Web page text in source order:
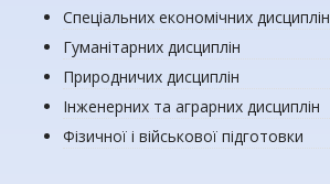
Спеціальних економічних дисциплін
Гуманітарних дисциплін
Природничих дисциплін
Інженерних та аграрних дисциплін
Фізичної і військової підготовки